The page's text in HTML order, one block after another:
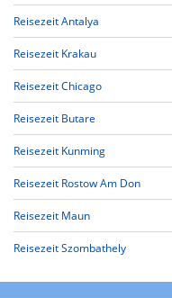
Reisezeit Antalya
Reisezeit Krakau
Reisezeit Chicago
Reisezeit Butare
Reisezeit Kunming
Reisezeit Rostow Am Don
Reisezeit Maun
Reisezeit Szombathely